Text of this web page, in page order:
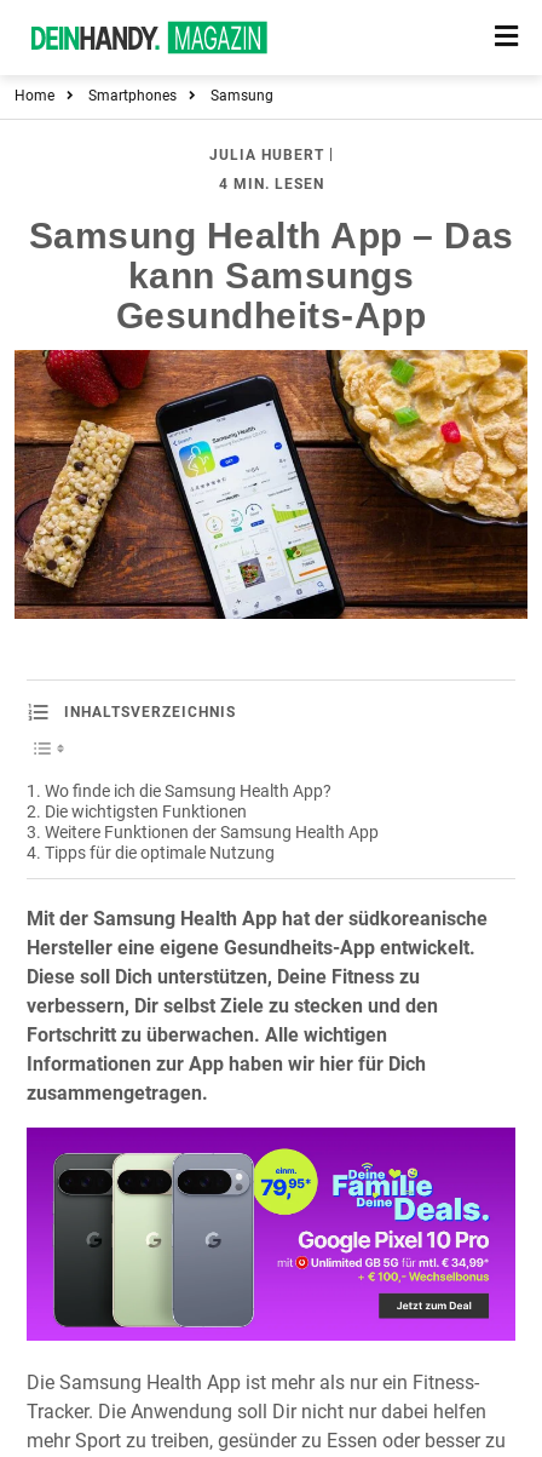
Home Smartphones Samsung
JULIA HUBERT|
4 MIN. LESEN
Samsung Health App – Das
kann Samsungs
Gesundheits-App
INHALTSVERZEICHNIS
Wo finde ich die Samsung Health App?
Die wichtigsten Funktionen
Weitere Funktionen der Samsung Health App
Tipps für die optimale Nutzung
Mit der Samsung Health App hat der südkoreanische
Hersteller eine eigene Gesundheits-App entwickelt.
Diese soll Dich unterstützen, Deine Fitness zu
verbessern, Dir selbst Ziele zu stecken und den
Fortschritt zu überwachen. Alle wichtigen
Informationen zur App haben wir hier für Dich
zusammengetragen.
Die Samsung Health App ist mehr als nur ein Fitness-
Tracker. Die Anwendung soll Dir nicht nur dabei helfen
mehr Sport zu treiben, gesünder zu Essen oder besser zu